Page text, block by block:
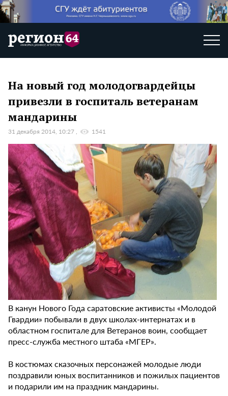
На новый год молодогвардейцы
привезли в госпиталь ветеранам
мандарины
31 декабря 2014, 10:27 1541
В канун Нового Года саратовские активисты «Молодой
Гвардии» побывали в двух школах-интернатах и в
областном госпитале для Ветеранов воин, сообщает
пресс-служба местного штаба «МГЕР».
В костюмах сказочных персонажей молодые люди
поздравили юных воспитанников и пожилых пациентов
и подарили им на праздник мандарины.